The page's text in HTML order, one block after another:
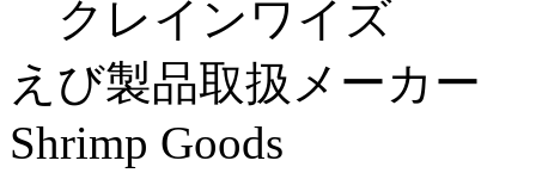
クレインワイズ
えび製品取扱メーカー
Shrimp Goods